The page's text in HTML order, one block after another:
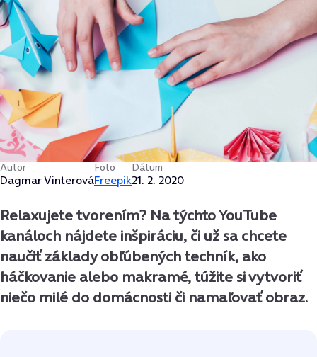
Autor
Dagmar Vinterová
Foto
Freepik
Dátum
21. 2. 2020
Relaxujete tvorením? Na týchto YouTube
kanáloch nájdete inšpiráciu, či už sa chcete
naučiť základy obľúbených techník, ako
háčkovanie alebo makramé, túžite si vytvoriť
niečo milé do domácnosti či namaľovať obraz.